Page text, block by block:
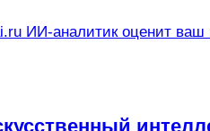
ИИ-аналитик оценит ваш